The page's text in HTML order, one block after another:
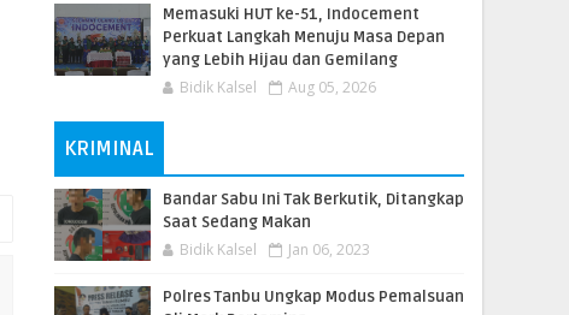
Memasuki HUT ke-51, Indocement
Perkuat Langkah Menuju Masa Depan
yang Lebih Hijau dan Gemilang
Bidik Kalsel Aug 05, 2026
KRIMINAL
Bandar Sabu Ini Tak Berkutik, Ditangkap
Saat Sedang Makan
Bidik Kalsel Jan 06, 2023
Polres Tanbu Ungkap Modus Pemalsuan